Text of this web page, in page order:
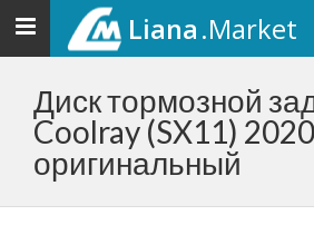
Toggle
navigation
Liana.Market
Диск тормозной
Coolray (SX11)
оригинальный